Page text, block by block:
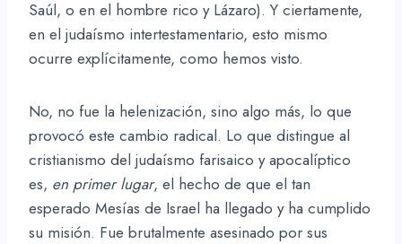
Saúl, o en el hombre rico y Lázaro). Y ciertamente,
en el judaísmo intertestamentario, esto mismo
ocurre explícitamente, como hemos visto.
No, no fue la helenización, sino algo más, lo que
provocó este cambio radical. Lo que distingue al
cristianismo del judaísmo farisaico y apocalíptico
es, en primer lugar, el hecho de que el tan
esperado Mesías de Israel ha llegado y ha cumplido
su misión. Fue brutalmente asesinado por sus